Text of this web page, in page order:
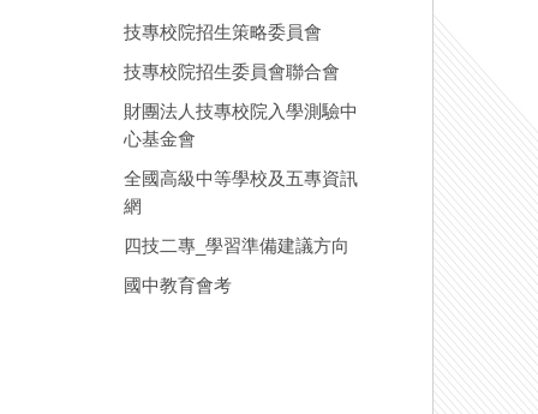
技專校院招生策略委員會
技專校院招生委員會聯合會
財團法人技專校院入學測驗中
心基金會
全國高級中等學校及五專資訊
網
四技二專_學習準備建議方向
國中教育會考